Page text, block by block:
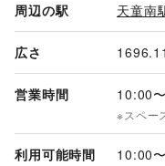
周辺の駅 天童南
広さ
営業時間 10:00
※スペー
利用可能時間 10:00